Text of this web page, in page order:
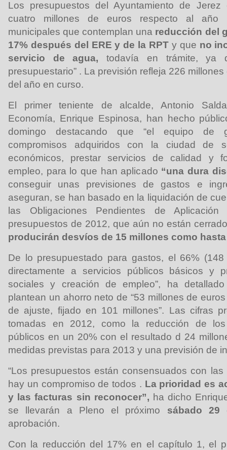
Los presupuestos del Ayuntamiento de
cuatro millones de euros respecto al año
municipales que contemplan una reducción del
17% después del ERE y de la RPT y que no
servicio de agua, todavía en trámite, ya
presupuestario” . La previsión refleja 226
del año en curso.
El primer teniente de alcalde, Antonio
Economía, Enrique Espinosa, han hecho
domingo destacando que “el equipo de
compromisos adquiridos con la ciudad de
económicos, prestar servicios de calidad y
empleo, para lo que han aplicado “una dura
conseguir unas previsiones de gastos e
aseguran, se han basado en la liquidación de
las Obligaciones Pendientes de
presupuestos de 2012, que aún no están
producirán desvíos de 15 millones como
De lo presupuestado para gastos, el 66% (148
directamente a servicios públicos básicos y
sociales y creación de empleo”, ha
plantean un ahorro neto de “53 millones de
de ajuste, fijado en 101 millones”. Las cifras
tomadas en 2012, como la reducción de
públicos en un 20% con el resultado d 24
medidas previstas para 2013 y una previsión de
“Los presupuestos están consensuados con
hay un compromiso de todos . La prioridad es
y las facturas sin reconocer”, ha dicho
se llevarán a Pleno el próximo sábado 29
aprobación.
Con la reducción del 17% en el capítulo 1, el